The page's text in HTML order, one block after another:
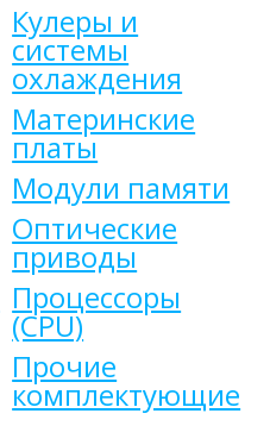
Кулеры и
системы
охлаждения
Материнские
платы
Модули памяти
Оптические
приводы
Процессоры
(CPU)
Прочие
комплектующие